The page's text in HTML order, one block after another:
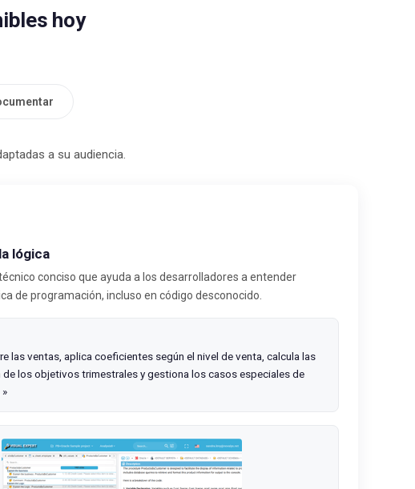
hoy
a su audiencia.
lógica
conciso que ayuda a los desarrolladores a entender
de programación, incluso en código desconocido.
las ventas, aplica coeficientes según el nivel de venta, calcula las
de los objetivos trimestrales y gestiona los casos especiales de